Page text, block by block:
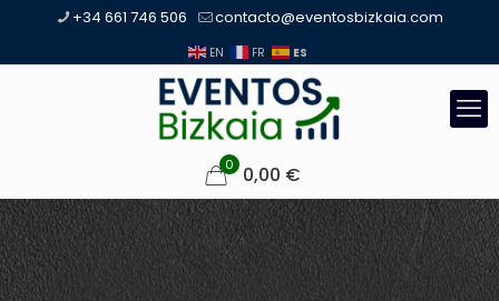
+34 661 746 506 contacto@eventosbizkaia.com
EN FR ES
0 0,00 €